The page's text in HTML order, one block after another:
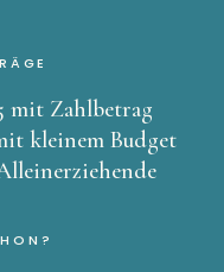
mit Zahlbetrag
kleinem Budget